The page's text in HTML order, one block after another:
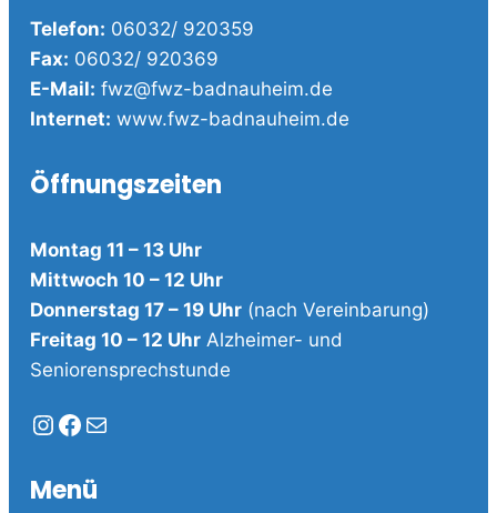
Telefon: 06032/ 920359
Fax: 06032/ 920369
E-Mail: fwz@fwz-badnauheim.de
Internet: www.fwz-badnauheim.de
Öffnungszeiten
Montag 11 – 13 Uhr
Mittwoch 10 – 12 Uhr
Donnerstag 17 – 19 Uhr (nach Vereinbarung)
Freitag 10 – 12 Uhr Alzheimer- und
Seniorensprechstunde
Instagram
Facebook
E-Mail
Menü